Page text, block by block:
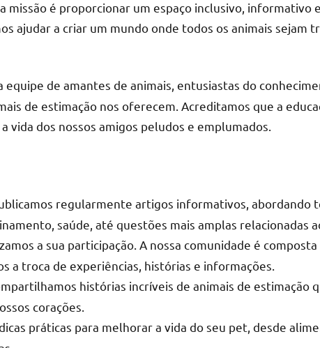
missão é proporcionar um espaço inclusivo, informativo
ajudar a criar um mundo onde todos os animais sejam
equipe de amantes de animais, entusiastas do
de estimação nos oferecem. Acreditamos que a
vida dos nossos amigos peludos e emplumados.
regularmente artigos informativos, abordando
saúde, até questões mais amplas relacionadas
a sua participação. A nossa comunidade é
a troca de experiências, histórias e informações.
histórias incríveis de animais de estimação
corações.
práticas para melhorar a vida do seu pet, desde